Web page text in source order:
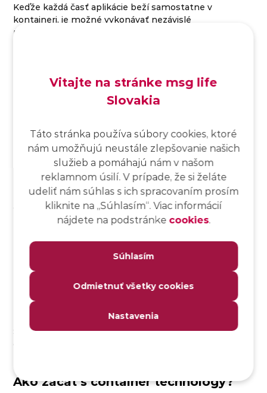
Keďže každá časť aplikácie beží samostatne v
kontajneri, je možné vykonávať nezávislé
nasadzovanie, aktualizácie aj škálovanie.
Najnovšie aplikácie sú už od začiatku navrhnuté tak,
aby boli kompatibilné s kontajnermi, vďaka čomu sú
DevOps a CI/CD pipeline
DevOps a CI/CD pipeline kontajnery zaručujú rovnaké
prostredie vo vývoji, testovaní aj produkcii a umožňujú
automatizované nasadzovanie aplikácií. Konkrétne
príklady použitia Dockeru v automatizovanom
nájdeš v praktickom sprievodcoviDocker pre
Reálne príklady použitia
Kontajnery využívajú aj globálne platformy ako Netflix,
Spotify, Google či dokonca banky, poisťovne, e-
Ako začať s container technology?
Vitajte na stránke msg life
Slovakia
Táto stránka používa súbory cookies, ktoré
nám umožňujú neustále zlepšovanie našich
služieb a pomáhajú nám v našom
reklamnom úsilí. V prípade, že si želáte
udeliť nám súhlas s ich spracovaním prosím
kliknite na ,,Súhlasím“. Viac informácií
nájdete na podstránke cookies.
Súhlasím
Odmietnuť všetky cookies
Nastavenia